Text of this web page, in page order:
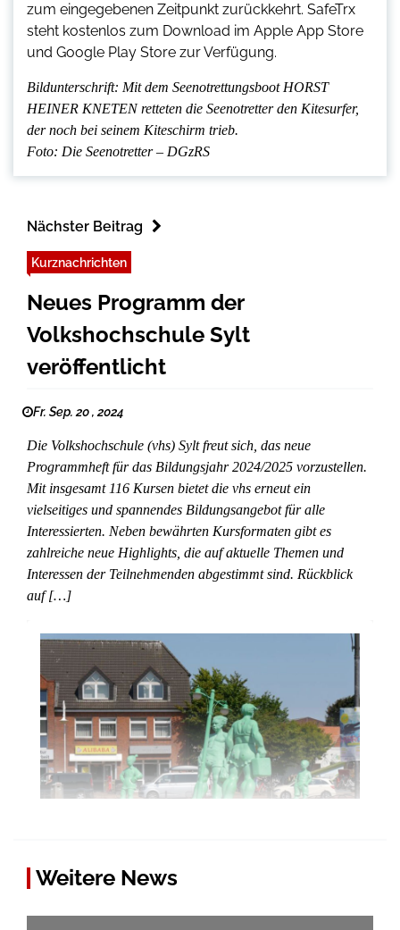
zum eingegebenen Zeitpunkt zurückkehrt. SafeTrx
steht kostenlos zum Download im Apple App Store
und Google Play Store zur Verfügung.
Bildunterschrift: Mit dem Seenotrettungsboot HORST
HEINER KNETEN retteten die Seenotretter den Kitesurfer,
der noch bei seinem Kiteschirm trieb.
Foto: Die Seenotretter – DGzRS
Nächster Beitrag
Kurznachrichten
Neues Programm der
Volkshochschule Sylt
veröffentlicht
Fr. Sep. 20 , 2024
Die Volkshochschule (vhs) Sylt freut sich, das neue
Programmheft für das Bildungsjahr 2024/2025 vorzustellen.
Mit insgesamt 116 Kursen bietet die vhs erneut ein
vielseitiges und spannendes Bildungsangebot für alle
Interessierten. Neben bewährten Kursformaten gibt es
zahlreiche neue Highlights, die auf aktuelle Themen und
Interessen der Teilnehmenden abgestimmt sind. Rückblick
auf […]
Weitere News